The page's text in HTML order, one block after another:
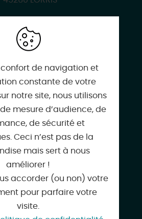
02 38 92 31 69
confort de navigation et
constante de votre
notre site, nous utilisons
mesure d’audience, de
de sécurité et
Ceci n’est pas de la
mais sert à nous
améliorer !
accorder (ou non) votre
pour parfaire votre
visite.